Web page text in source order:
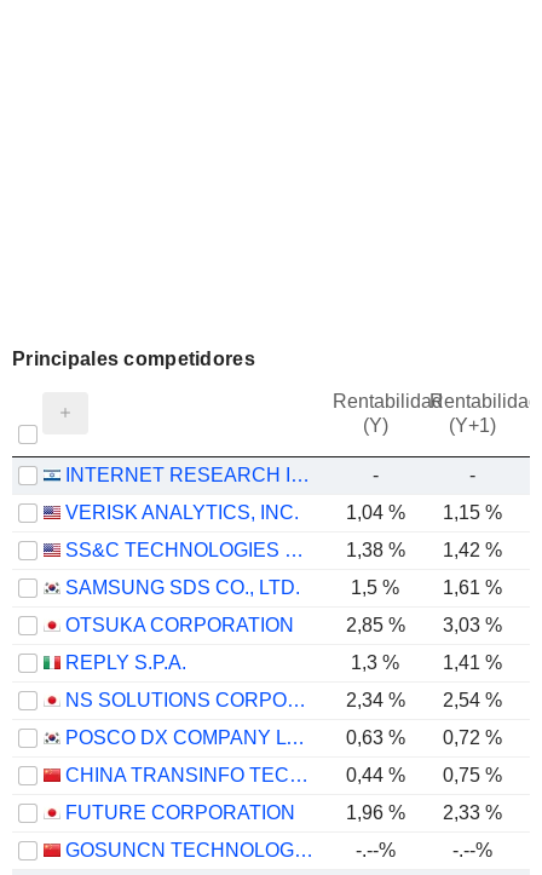
Principales competidores
Rentabilidad
(Y)
Rentabilidad
(Y+1)
INTERNET RESEARCH INSTITUTE LTD -
-
VERISK ANALYTICS, INC.
1,04 % 1,15 %
SS&C TECHNOLOGIES HOLDINGS, INC.
1,38 % 1,42 %
SAMSUNG SDS CO., LTD.
1,5 % 1,61 %
OTSUKA CORPORATION
2,85 %
3,03 %
REPLY S.P.A.
1,3 % 1,41 %
NS SOLUTIONS CORPORATION
2,34 % 2,54 %
POSCO DX COMPANY LTD.
0,63 % 0,72 %
CHINA TRANSINFO TECHNOLOGY CO., LTD
0,44 % 0,75 %
FUTURE CORPORATION
1,96 % 2,33 %
GOSUNCN TECHNOLOGY GROUP CO., LTD.
-.--% -.--%